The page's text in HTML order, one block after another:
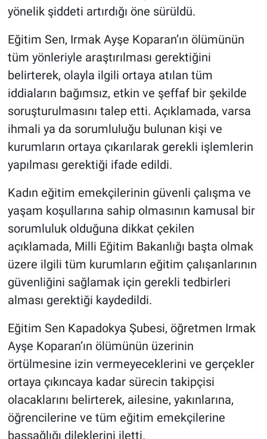
yönelik şiddeti artırdığı öne sürüldü.
Eğitim Sen, Irmak Ayşe Koparan’ın ölümünün
tüm yönleriyle araştırılması gerektiğini
belirterek, olayla ilgili ortaya atılan tüm
iddiaların bağımsız, etkin ve şeffaf bir şekilde
soruşturulmasını talep etti. Açıklamada, varsa
ihmali ya da sorumluluğu bulunan kişi ve
kurumların ortaya çıkarılarak gerekli işlemlerin
yapılması gerektiği ifade edildi.
Kadın eğitim emekçilerinin güvenli çalışma ve
yaşam koşullarına sahip olmasının kamusal bir
sorumluluk olduğuna dikkat çekilen
açıklamada, Milli Eğitim Bakanlığı başta olmak
üzere ilgili tüm kurumların eğitim çalışanlarının
güvenliğini sağlamak için gerekli tedbirleri
alması gerektiği kaydedildi.
Eğitim Sen Kapadokya Şubesi, öğretmen Irmak
Ayşe Koparan’ın ölümünün üzerinin
örtülmesine izin vermeyeceklerini ve gerçekler
ortaya çıkıncaya kadar sürecin takipçisi
olacaklarını belirterek, ailesine, yakınlarına,
öğrencilerine ve tüm eğitim emekçilerine
başsağlığı dileklerini iletti.